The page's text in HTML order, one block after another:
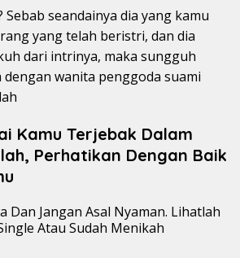
seandainya dia yang kamu
yang telah beristri, dan dia
dari intrinya, maka sungguh
wanita penggoda suami
Kamu Terjebak Dalam
Perhatikan Dengan Baik